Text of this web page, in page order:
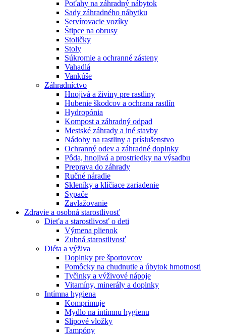
Poťahy na záhradný nábytok
Sady záhradného nábytku
Servírovacie vozíky
Štipce na obrusy
Stoličky
Stoly
Súkromie a ochranné zásteny
Vahadlá
Vankúše
Záhradníctvo
Hnojivá a živiny pre rastliny
Hubenie škodcov a ochrana rastlín
Hydropónia
Kompost a záhradný odpad
Mestské záhrady a iné stavby
Nádoby na rastliny a príslušenstvo
Ochranný odev a záhradné doplnky
Pôda, hnojivá a prostriedky na výsadbu
Preprava do záhrady
Ručné náradie
Skleníky a klíčiace zariadenie
Sypače
Zavlažovanie
Zdravie a osobná starostlivosť
Dieťa a starostlivosť o deti
Výmena plienok
Zubná starostlivosť
Diéta a výživa
Doplnky pre športovcov
Pomôcky na chudnutie a úbytok hmotnosti
Tyčinky a výživové nápoje
Vitamíny, minerály a doplnky
Intímna hygiena
Komprimuje
Mydlo na intímnu hygienu
Slipové vložky
Tampóny